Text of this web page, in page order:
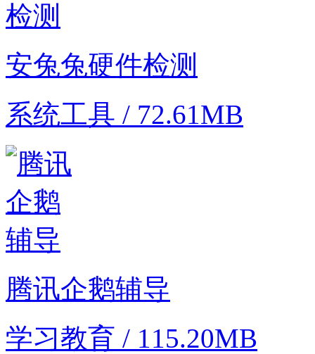
安兔兔硬件检测
系统工具 / 72.61MB
腾讯企鹅辅导
学习教育 / 115.20MB